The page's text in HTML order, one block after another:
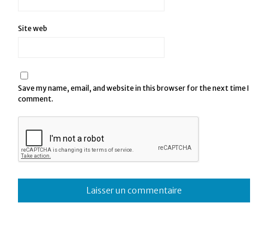
Site web
Save my name, email, and website in this browser for the next time I
comment.